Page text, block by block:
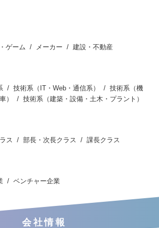
ゲーム メーカー 建設・不動産
技術系（IT・Web・通信系）
技術系（機
）
技術系（建築・設備・土木・プラント）
ス 部長・次長クラス 課長クラス
ベンチャー企業
会社情報